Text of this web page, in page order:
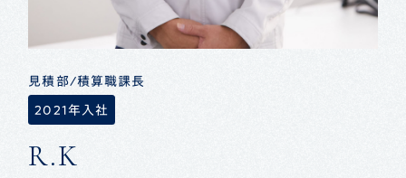
見積部/積算職課長
2021年入社
R.K